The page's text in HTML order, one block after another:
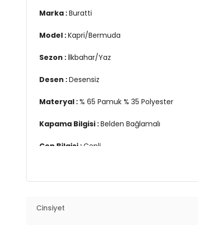
Marka :Buratti
Model :Kapri/Bermuda
Sezon : İlkbahar/Yaz
Desen :Desensiz
Materyal :% 65 Pamuk % 35 Polyester
Kapama Bilgisi :Belden Bağlamalı
Cep Bilgisi :Cepli
Üretim Yeri :
Cinsiyet